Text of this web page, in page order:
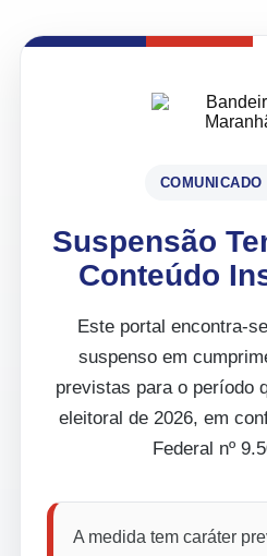
Suspensão
Conteúdo
Este portal encontra-
suspenso em
previstas para o período
eleitoral de 2026, em
Federal nº
A medida tem caráter